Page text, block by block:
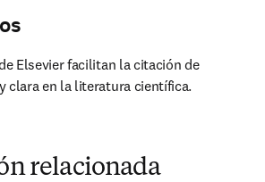
Elsevier facilitan la citación de
clara en la literatura científica.
relacionada